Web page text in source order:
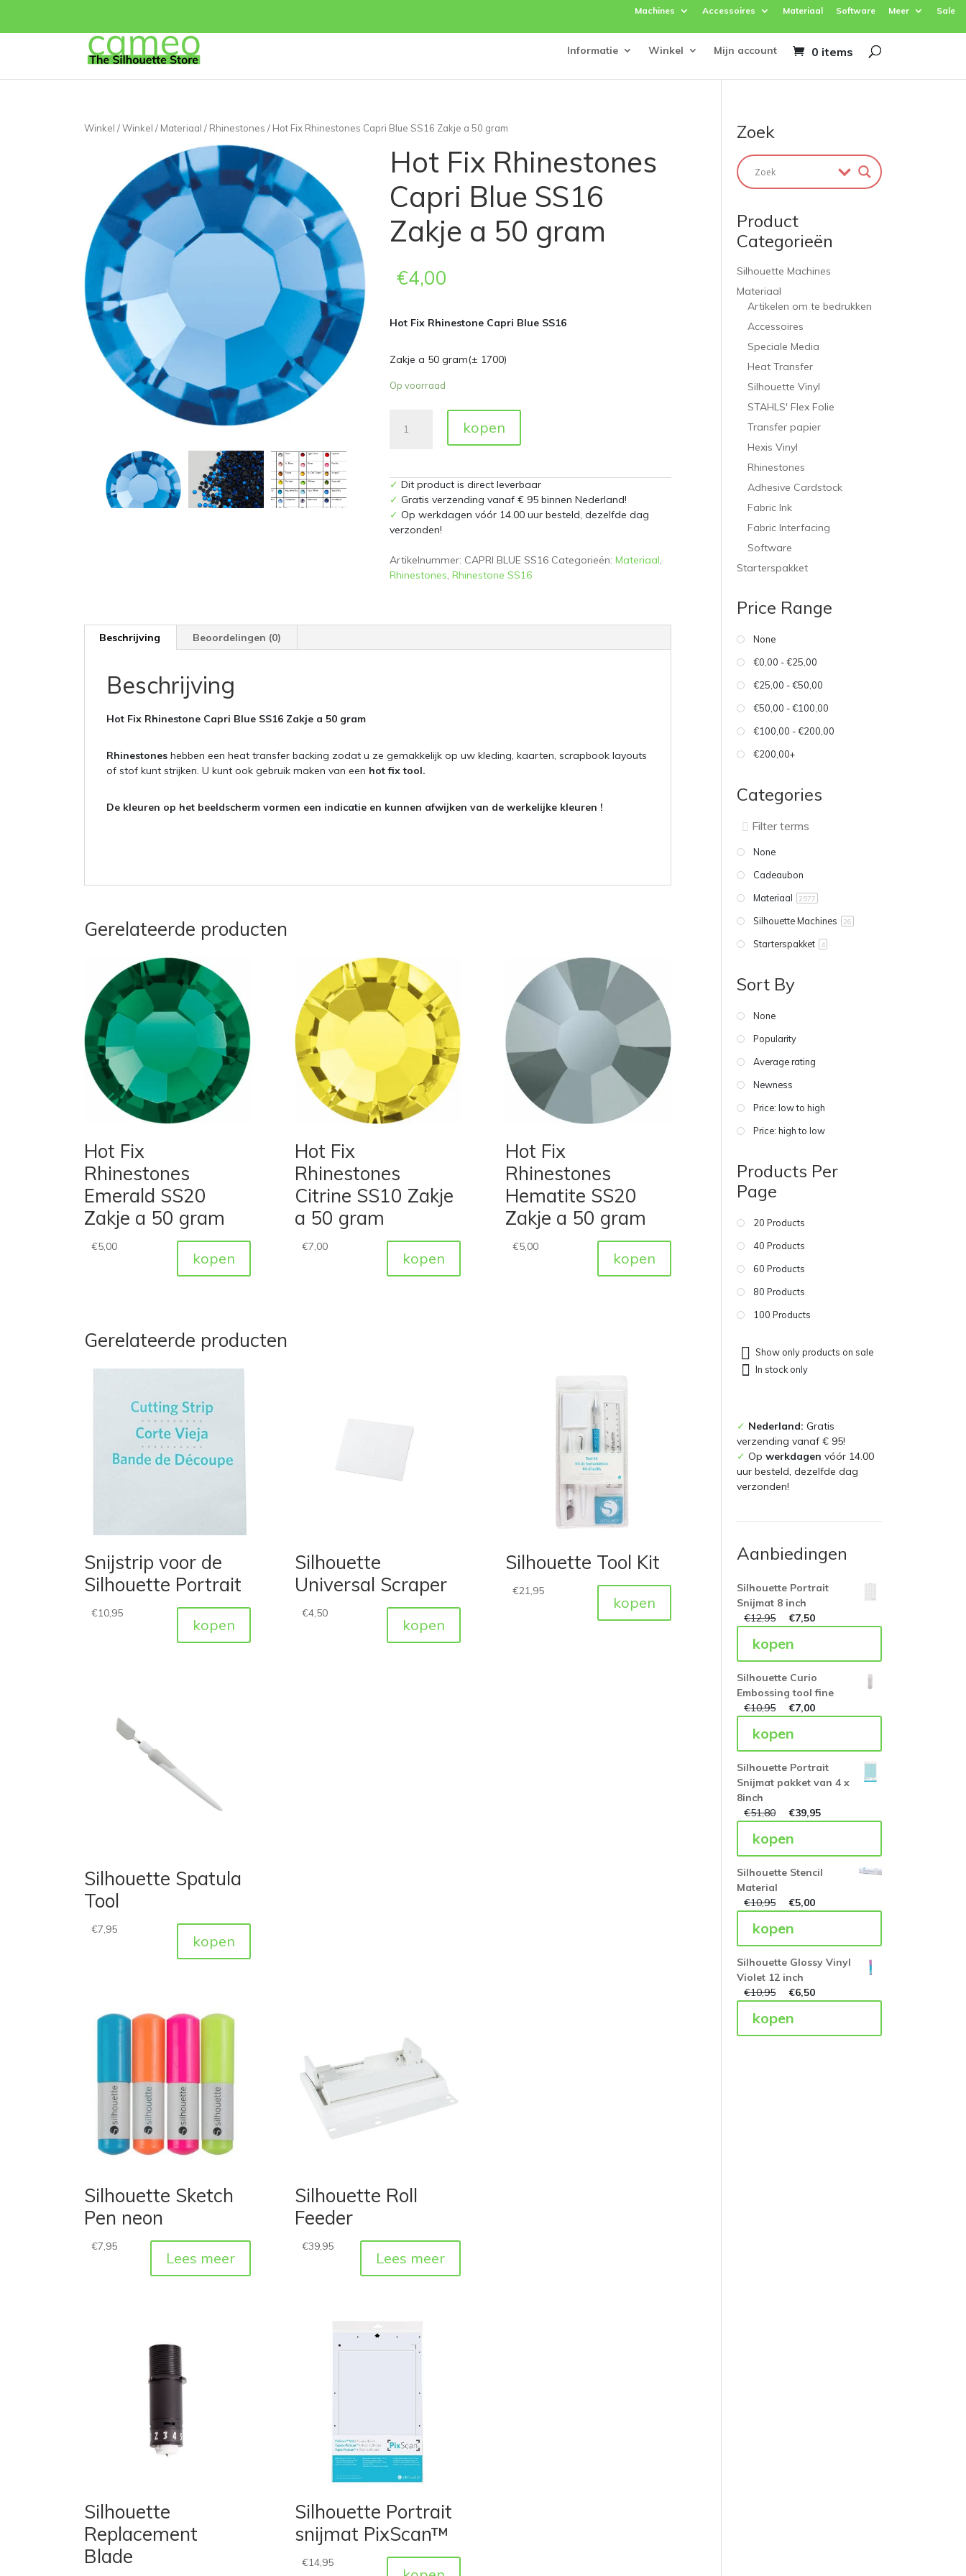
Machines Accessoires Materiaal Software Meer Sale
Informatie Winkel Mijn account 0 items
Winkel /Winkel / Materiaal / Rhinestones / Hot Fix Rhinestones Capri Blue SS16 Zakje a 50 gram
Hot Fix Rhinestones
Capri Blue SS16
Zakje a 50 gram
€4,00
Hot Fix Rhinestone Capri Blue SS16
Zakje a 50 gram(± 1700)
Op voorraad
Blue
SS16
Zakje
50
aantal
kopen
✓ Dit product is direct leverbaar
✓ Gratis verzending vanaf € 95 binnen Nederland!
✓ Op werkdagen vóór 14.00 uur besteld, dezelfde dag
verzonden!
Artikelnummer: CAPRI BLUE SS16 Categorieën: Materiaal,
Rhinestones, Rhinestone SS16
Beschrijving Beoordelingen (0)
Beschrijving
Hot Fix Rhinestone Capri Blue SS16 Zakje a 50 gram
Rhinestones hebben een heat transfer backing zodat u ze gemakkelijk op uw kleding, kaarten, scrapbook layouts
of stof kunt strijken. U kunt ook gebruik maken van een hot fix tool.
De kleuren op het beeldscherm vormen een indicatie en kunnen afwijken van de werkelijke kleuren !
Gerelateerde producten
Hot Fix
Rhinestones
Emerald SS20
Zakje a 50 gram
€5,00
kopen
Hot Fix
Rhinestones
Citrine SS10 Zakje
a 50 gram
€7,00
kopen
Hot Fix
Rhinestones
Hematite SS20
Zakje a 50 gram
€5,00
kopen
Gerelateerde producten
Snijstrip voor de
Silhouette Portrait
€10,95
kopen
Silhouette
Universal Scraper
€4,50
kopen
Silhouette Tool Kit
€21,95
kopen
Silhouette Spatula
Tool
€7,95
kopen
Silhouette Sketch
Pen neon
€7,95
Lees meer
Silhouette Roll
Feeder
€39,95
Lees meer
Silhouette
Replacement
Blade
Silhouette Portrait
snijmat PixScan™
€14,95
Zoek
Product
Categorieën
Silhouette Machines
Materiaal
Artikelen om te bedrukken
Accessoires
Speciale Media
Heat Transfer
Silhouette Vinyl
STAHLS' Flex Folie
Transfer papier
Hexis Vinyl
Rhinestones
Adhesive Cardstock
Fabric Ink
Fabric Interfacing
Software
Starterspakket
Price Range
None
€0,00 - €25,00
€25,00 - €50,00
€50,00 - €100,00
€100,00 - €200,00
€200,00+
Categories
None
Cadeaubon
Materiaal
2577
Silhouette Machines 26
Starterspakket 4
Sort By
None
Popularity
Average rating
Newness
Price: low to high
Price: high to low
Products Per
Page
20 Products
40 Products
60 Products
80 Products
100 Products
Show only products on sale
In stock only
✓ Nederland:Gratis
verzending vanaf € 95!
✓ Opwerkdagen vóór 14.00
uur besteld, dezelfde dag
verzonden!
Aanbiedingen
Silhouette Portrait
Snijmat 8 inch
€12,95 €7,50
kopen
Silhouette Curio
Embossing tool fine
€10,95 €7,00
kopen
Silhouette Portrait
Snijmat pakket van 4 x
8inch
€51,80 €39,95
kopen
Silhouette Stencil
Material
€10,95 €5,00
kopen
Silhouette Glossy Vinyl
Violet 12 inch
€10,95 €6,50
kopen